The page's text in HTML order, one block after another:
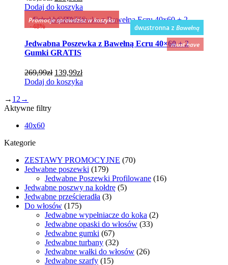
cena
wynosiła:
439,99zł.
cena
wynosi:
239,99zł.
Dodaj do koszyka
48%
Promocje sprawdzisz w koszyku
dwustronna z Bawełną
must have
Jedwabna Poszewka z Bawełną Ecru 40×60 + 2
Gumki GRATIS
269,99zł Pierwotna
cena
139,99złAktualna
cena
Dodaj do koszyka
→ 1 2 →
Aktywne filtry
40x60
Kategorie
ZESTAWY PROMOCYJNE (70)
Jedwabne poszewki (179)
Jedwabne Poszewki Profilowane (16)
Jedwabne poszwy na kołdrę (5)
Jedwabne prześcieradła (3)
Do włosów (175)
Jedwabne wypełniacze do koka (2)
Jedwabne opaski do włosów (33)
Jedwabne gumki (67)
Jedwabne turbany (32)
Jedwabne wałki do włosów (26)
Jedwabne szarfy (15)